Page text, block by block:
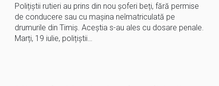
Polițiștii rutieri au prins din nou șoferi beți, fără permise
de conducere sau cu mașina neîmatriculată pe
drumurile din Timiș. Aceștia s-au ales cu dosare penale.
Marți, 19 iulie, polițiștii…